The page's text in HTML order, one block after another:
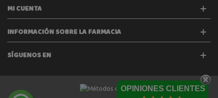
OPINIONES CLIENTES
MI CUENTA
INFORMACIÓN SOBRE LA FARMACIA
SÍGUENOS EN